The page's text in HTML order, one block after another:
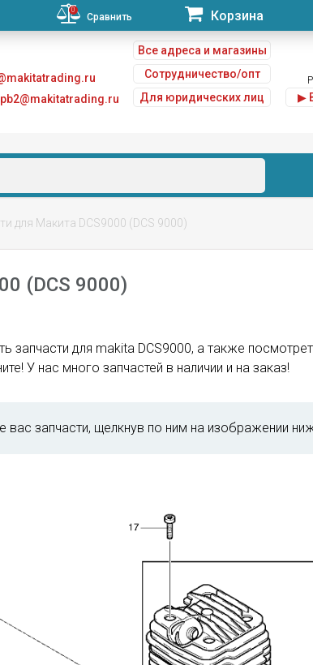
0
Сравнить Корзина
Все адреса и магазины
Сотрудничество/опт
Для юридических лиц
▶
для Макита DCS9000 (DCS 9000)
(DCS 9000)
запчасти для makita DCS9000, а также
У нас много запчастей в наличии и на заказ!
запчасти, щелкнув по ним на изображении